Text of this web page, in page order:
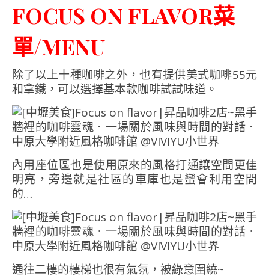
FOCUS ON FLAVOR菜
單/MENU
除了以上十種咖啡之外，也有提供美式咖啡55元
和拿鐵，可以選擇基本款咖啡試試味道。
內用座位區也是使用原來的風格打通讓空間更佳
明亮，旁邊就是社區的車庫也是蠻會利用空間
的…
通往二樓的樓梯也很有氣氛，被綠意圍繞~